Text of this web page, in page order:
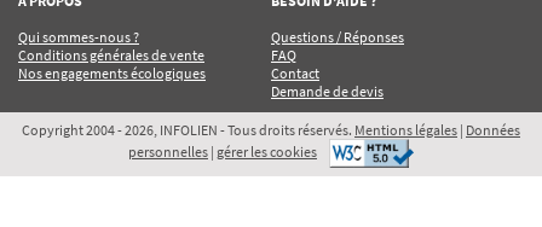
Qui sommes-nous ?
Conditions générales de vente
Nos engagements écologiques
Questions / Réponses
FAQ
Contact
Demande de devis
Copyright 2004 - 2026, INFOLIEN - Tous droits réservés. Mentions légales | Données
personnelles | gérer les cookies